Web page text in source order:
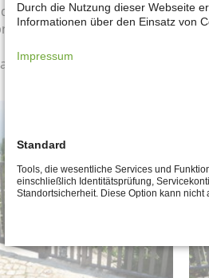
Sie einige Beispiele und
wir auch Ihnen ein
PDF-Download folgt
Durch die Nutzung dieser Webseite
Informationen über den Einsatz von
Impressum
Standard
Tools, die wesentliche Services und
einschließlich Identitätsprüfung,
Standortsicherheit. Diese Option kann nicht